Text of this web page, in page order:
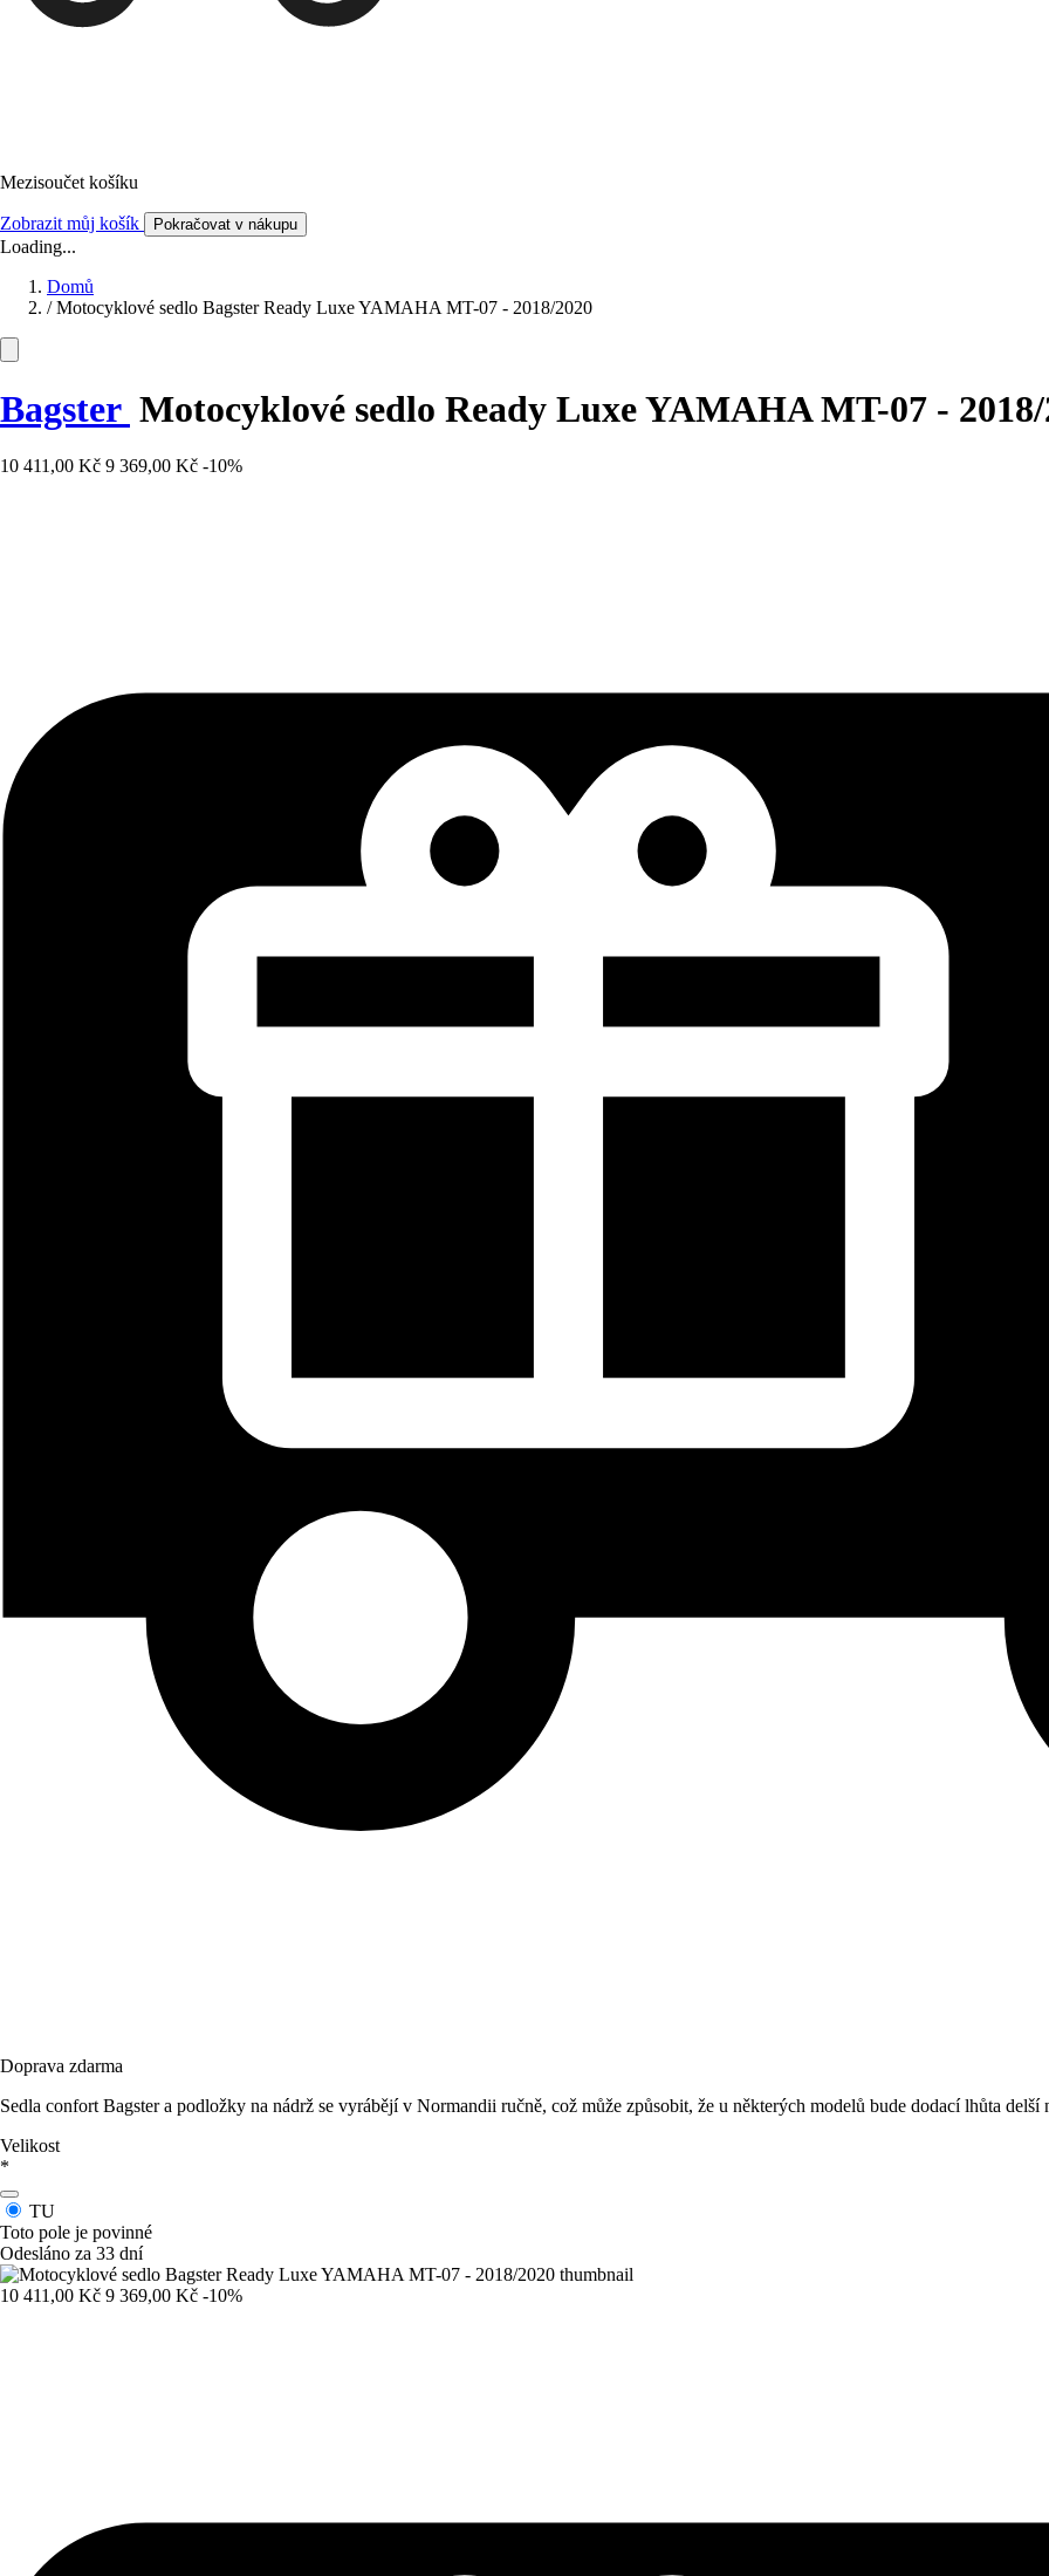
Mezisoučet košíku
Zobrazit můj košík Pokračovat v nákupu
Loading...
Domů
/ Motocyklové sedlo Bagster Ready Luxe YAMAHA MT-07 - 2018/2020
Bagster Motocyklové sedlo Ready Luxe YAMAHA MT-07 - 2018/
10 411,00 Kč 9 369,00 Kč -10%
Doprava zdarma
Sedla confort Bagster a podložky na nádrž se vyrábějí v Normandii ručně, což může způsobit, že u některých modelů bude dodací lhůta delší
Velikost
*
TU
Toto pole je povinné
Odesláno za 33 dní
10 411,00 Kč 9 369,00 Kč -10%